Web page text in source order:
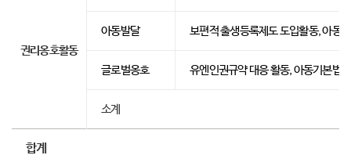
합계
권리옹호활동
아동발달 보편적 출생등록제도 도입활동, 아동
글로벌옹호 유엔인권규약 대응 활동, 아동기본법
소계